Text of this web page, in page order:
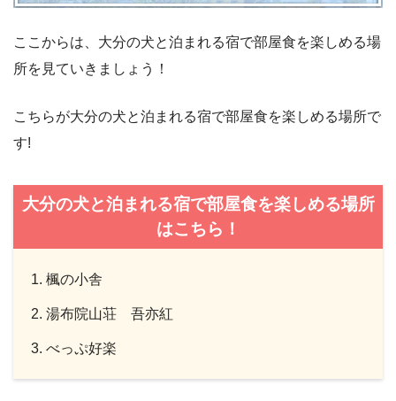
ここからは、大分の犬と泊まれる宿で部屋食を楽しめる場
所を見ていきましょう！
こちらが大分の犬と泊まれる宿で部屋食を楽しめる場所で
す!
大分の犬と泊まれる宿で部屋食を楽しめる場所
はこちら！
楓の小舎
湯布院山荘 吾亦紅
べっぷ好楽